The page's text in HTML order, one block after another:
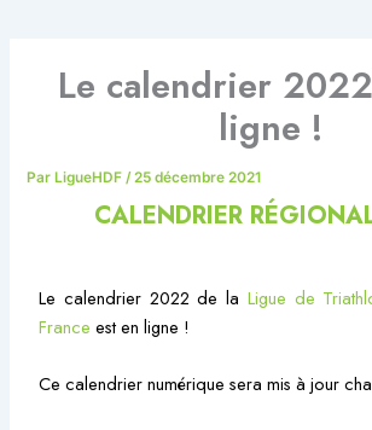
Le calendrier
ligne !
ParLigueHDF /25 décembre 2021
CALENDRIER
Le calendrier 2022 de la Ligue de
France est en ligne !
Ce calendrier numérique sera mis à jour